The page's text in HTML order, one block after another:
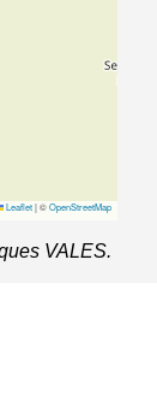
Leaflet|©OpenStreetMap
VALES.